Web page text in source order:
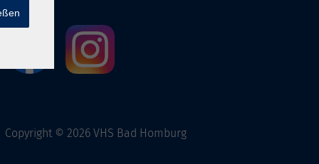
Copyright © 2026 VHS Bad Homburg